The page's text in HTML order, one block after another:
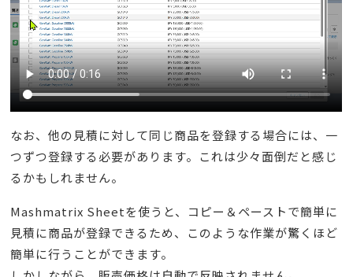
なお、他の見積に対して同じ商品を登録する場合には、一
つずつ登録する必要があります。これは少々面倒だと感じ
るかもしれません。
Mashmatrix Sheetを使うと、コピー＆ペーストで簡単に
見積に商品が登録できるため、このような作業が驚くほど
簡単に行うことができます。